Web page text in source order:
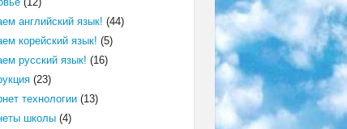
английский язык! (44)
корейский язык! (5)
русский язык! (16)
(23)
технологии(13)
школы(4)